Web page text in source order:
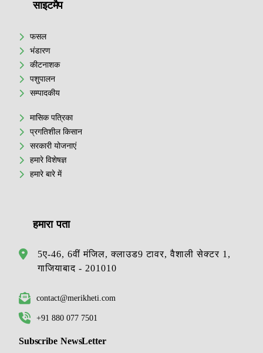
साइटमैप
फसल
भंडारण
कीटनाशक
पशुपालन
सम्पादकीय
मासिक पत्रिका
प्रगतिशील किसान
सरकारी योजनाएं
हमारे विशेषज्ञ
हमारे बारे में
हमारा पता
5ए-46, 6वीं मंजिल, क्लाउड9 टावर, वैशाली सेक्टर 1,
गाजियाबाद - 201010
contact@merikheti.com
+91 880 077 7501
Subscribe NewsLetter